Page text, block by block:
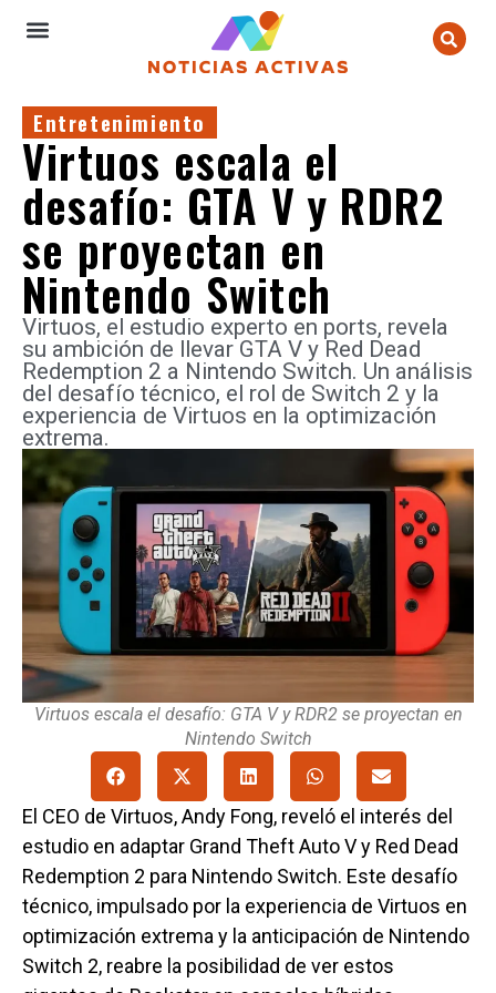
Entretenimiento
Virtuos escala el
desafío: GTA V y RDR2
se proyectan en
Nintendo Switch
Virtuos, el estudio experto en ports, revela
su ambición de llevar GTA V y Red Dead
Redemption 2 a Nintendo Switch. Un análisis
del desafío técnico, el rol de Switch 2 y la
experiencia de Virtuos en la optimización
extrema.
Virtuos escala el desafío: GTA V y RDR2 se proyectan en
Nintendo Switch
El CEO de Virtuos, Andy Fong, reveló el interés del
estudio en adaptar Grand Theft Auto V y Red Dead
Redemption 2 para Nintendo Switch. Este desafío
técnico, impulsado por la experiencia de Virtuos en
optimización extrema y la anticipación de Nintendo
Switch 2, reabre la posibilidad de ver estos